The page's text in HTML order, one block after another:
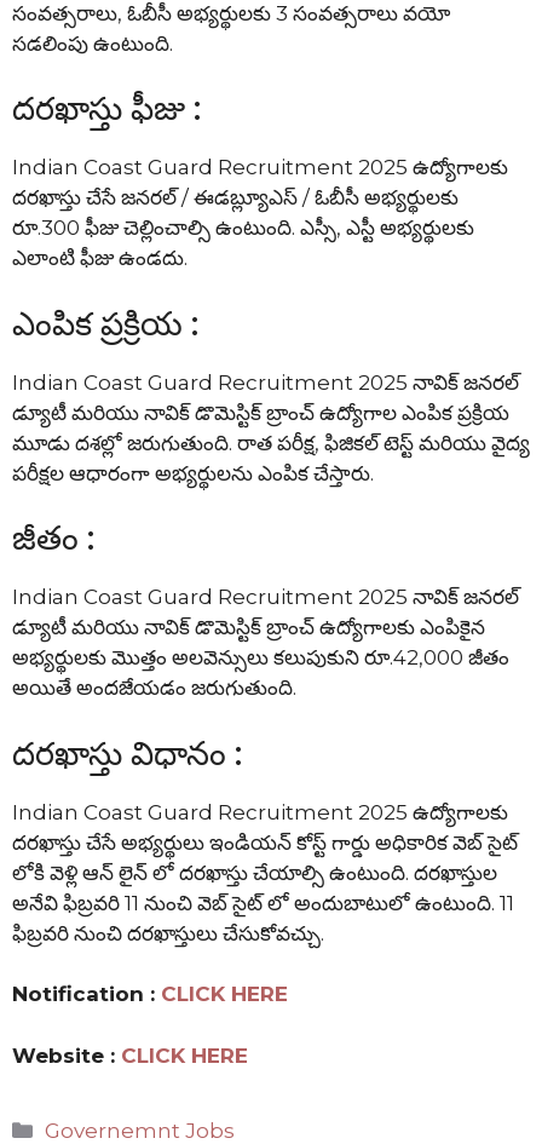
సంవత్సరాలు, ఓబీసీ అభ్యర్థులకు 3 సంవత్సరాలు వయో
సడలింపు ఉంటుంది.
దరఖాస్తు ఫీజు :
Indian Coast Guard Recruitment 2025 ఉద్యోగాలకు
దరఖాస్తు చేసే జనరల్ / ఈడబ్ల్యూఎస్ / ఓబీసీ అభ్యర్థులకు
రూ.300 ఫీజు చెల్లించాల్సి ఉంటుంది. ఎస్సీ, ఎస్టీ అభ్యర్థులకు
ఎలాంటి ఫీజు ఉండదు.
ఎంపిక ప్రక్రియ :
Indian Coast Guard Recruitment 2025 నావిక్ జనరల్
డ్యూటీ మరియు నావిక్ డొమెస్టిక్ బ్రాంచ్ ఉద్యోగాల ఎంపిక ప్రక్రియ
మూడు దశల్లో జరుగుతుంది. రాత పరీక్ష, ఫిజికల్ టెస్ట్ మరియు వైద్య
పరీక్షల ఆధారంగా అభ్యర్థులను ఎంపిక చేస్తారు.
జీతం :
Indian Coast Guard Recruitment 2025 నావిక్ జనరల్
డ్యూటీ మరియు నావిక్ డొమెస్టిక్ బ్రాంచ్ ఉద్యోగాలకు ఎంపికైన
అభ్యర్థులకు మొత్తం అలవెన్సులు కలుపుకుని రూ.42,000 జీతం
అయితే అందజేయడం జరుగుతుంది.
దరఖాస్తు విధానం :
Indian Coast Guard Recruitment 2025 ఉద్యోగాలకు
దరఖాస్తు చేసే అభ్యర్థులు ఇండియన్ కోస్ట్ గార్డు అధికారిక వెబ్ సైట్
లోకి వెళ్లి ఆన్ లైన్ లో దరఖాస్తు చేయాల్సి ఉంటుంది. దరఖాస్తుల
అనేవి ఫిబ్రవరి 11 నుంచి వెబ్ సైట్ లో అందుబాటులో ఉంటుంది. 11
ఫిబ్రవరి నుంచి దరఖాస్తులు చేసుకోవచ్చు.
Notification : CLICK HERE
Website : CLICK HERE
Categories
Governemnt Jobs